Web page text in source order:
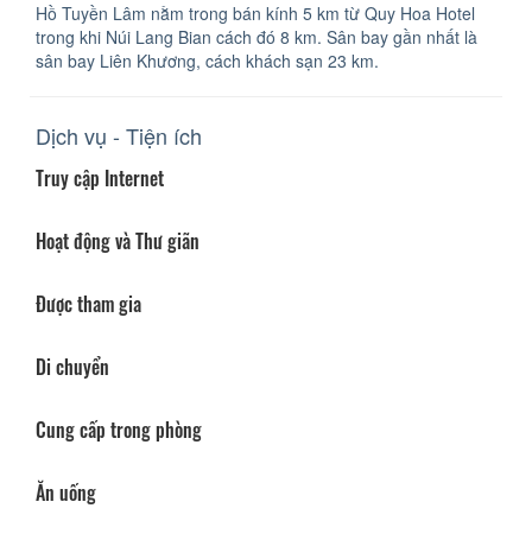
Hồ Tuyền Lâm nằm trong bán kính 5 km từ Quy Hoa Hotel
trong khi Núi Lang Bian cách đó 8 km. Sân bay gần nhất là
sân bay Liên Khương, cách khách sạn 23 km.
Dịch vụ - Tiện ích
Truy cập Internet
Hoạt động và Thư giãn
Được tham gia
Di chuyển
Cung cấp trong phòng
Ăn uống